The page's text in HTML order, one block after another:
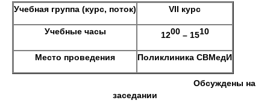
Учебная группа (курс, поток) VII курс
Учебные часы 1200 – 1510
Место проведения Поликлиника СВМедИ
Обсуждены на
заседании